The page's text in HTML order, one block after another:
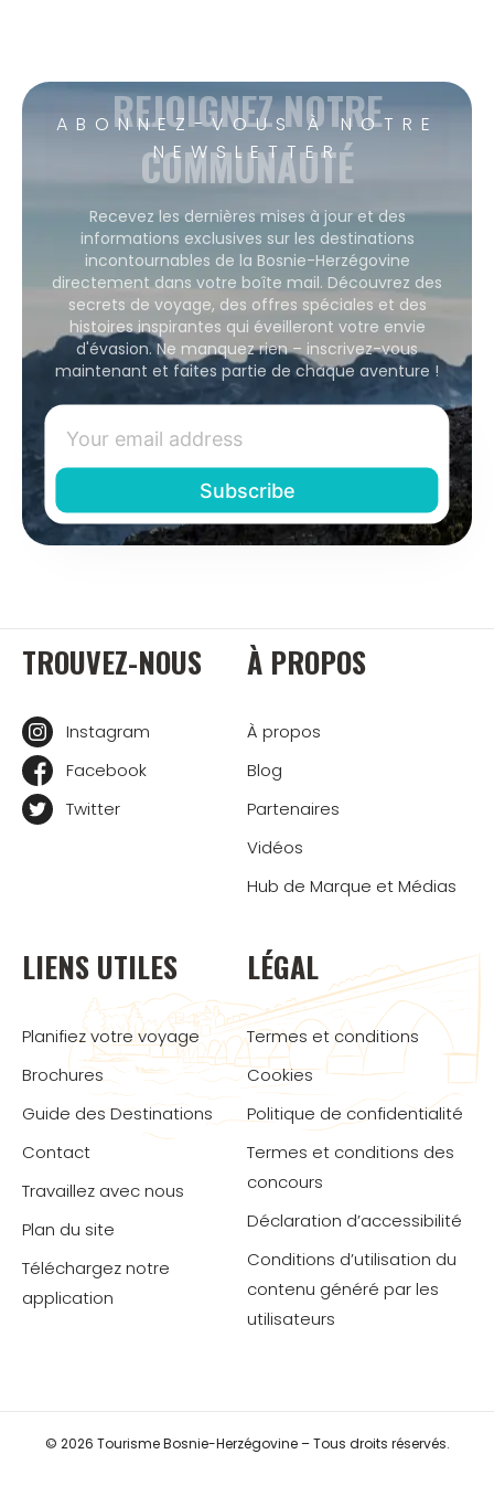
ABONNEZ-VOUS À NOTRE
NEWSLETTER
REJOIGNEZ NOTRE
COMMUNAUTÉ
Recevez les dernières mises à jour et des
informations exclusives sur les destinations
incontournables de la Bosnie-Herzégovine
directement dans votre boîte mail. Découvrez des
secrets de voyage, des offres spéciales et des
histoires inspirantes qui éveilleront votre envie
d'évasion. Ne manquez rien – inscrivez-vous
maintenant et faites partie de chaque aventure !
TROUVEZ-NOUS
Instagram
Facebook
Twitter
À PROPOS
À propos
Blog
Partenaires
Vidéos
Hub de Marque et Médias
LIENS UTILES
Planifiez votre voyage
Brochures
Guide des Destinations
Contact
Travaillez avec nous
Plan du site
Téléchargez notre
application
LÉGAL
Termes et conditions
Cookies
Politique de confidentialité
Termes et conditions des
concours
Déclaration d’accessibilité
Conditions d’utilisation du
contenu généré par les
utilisateurs
© 2026 Tourisme Bosnie-Herzégovine – Tous droits réservés.